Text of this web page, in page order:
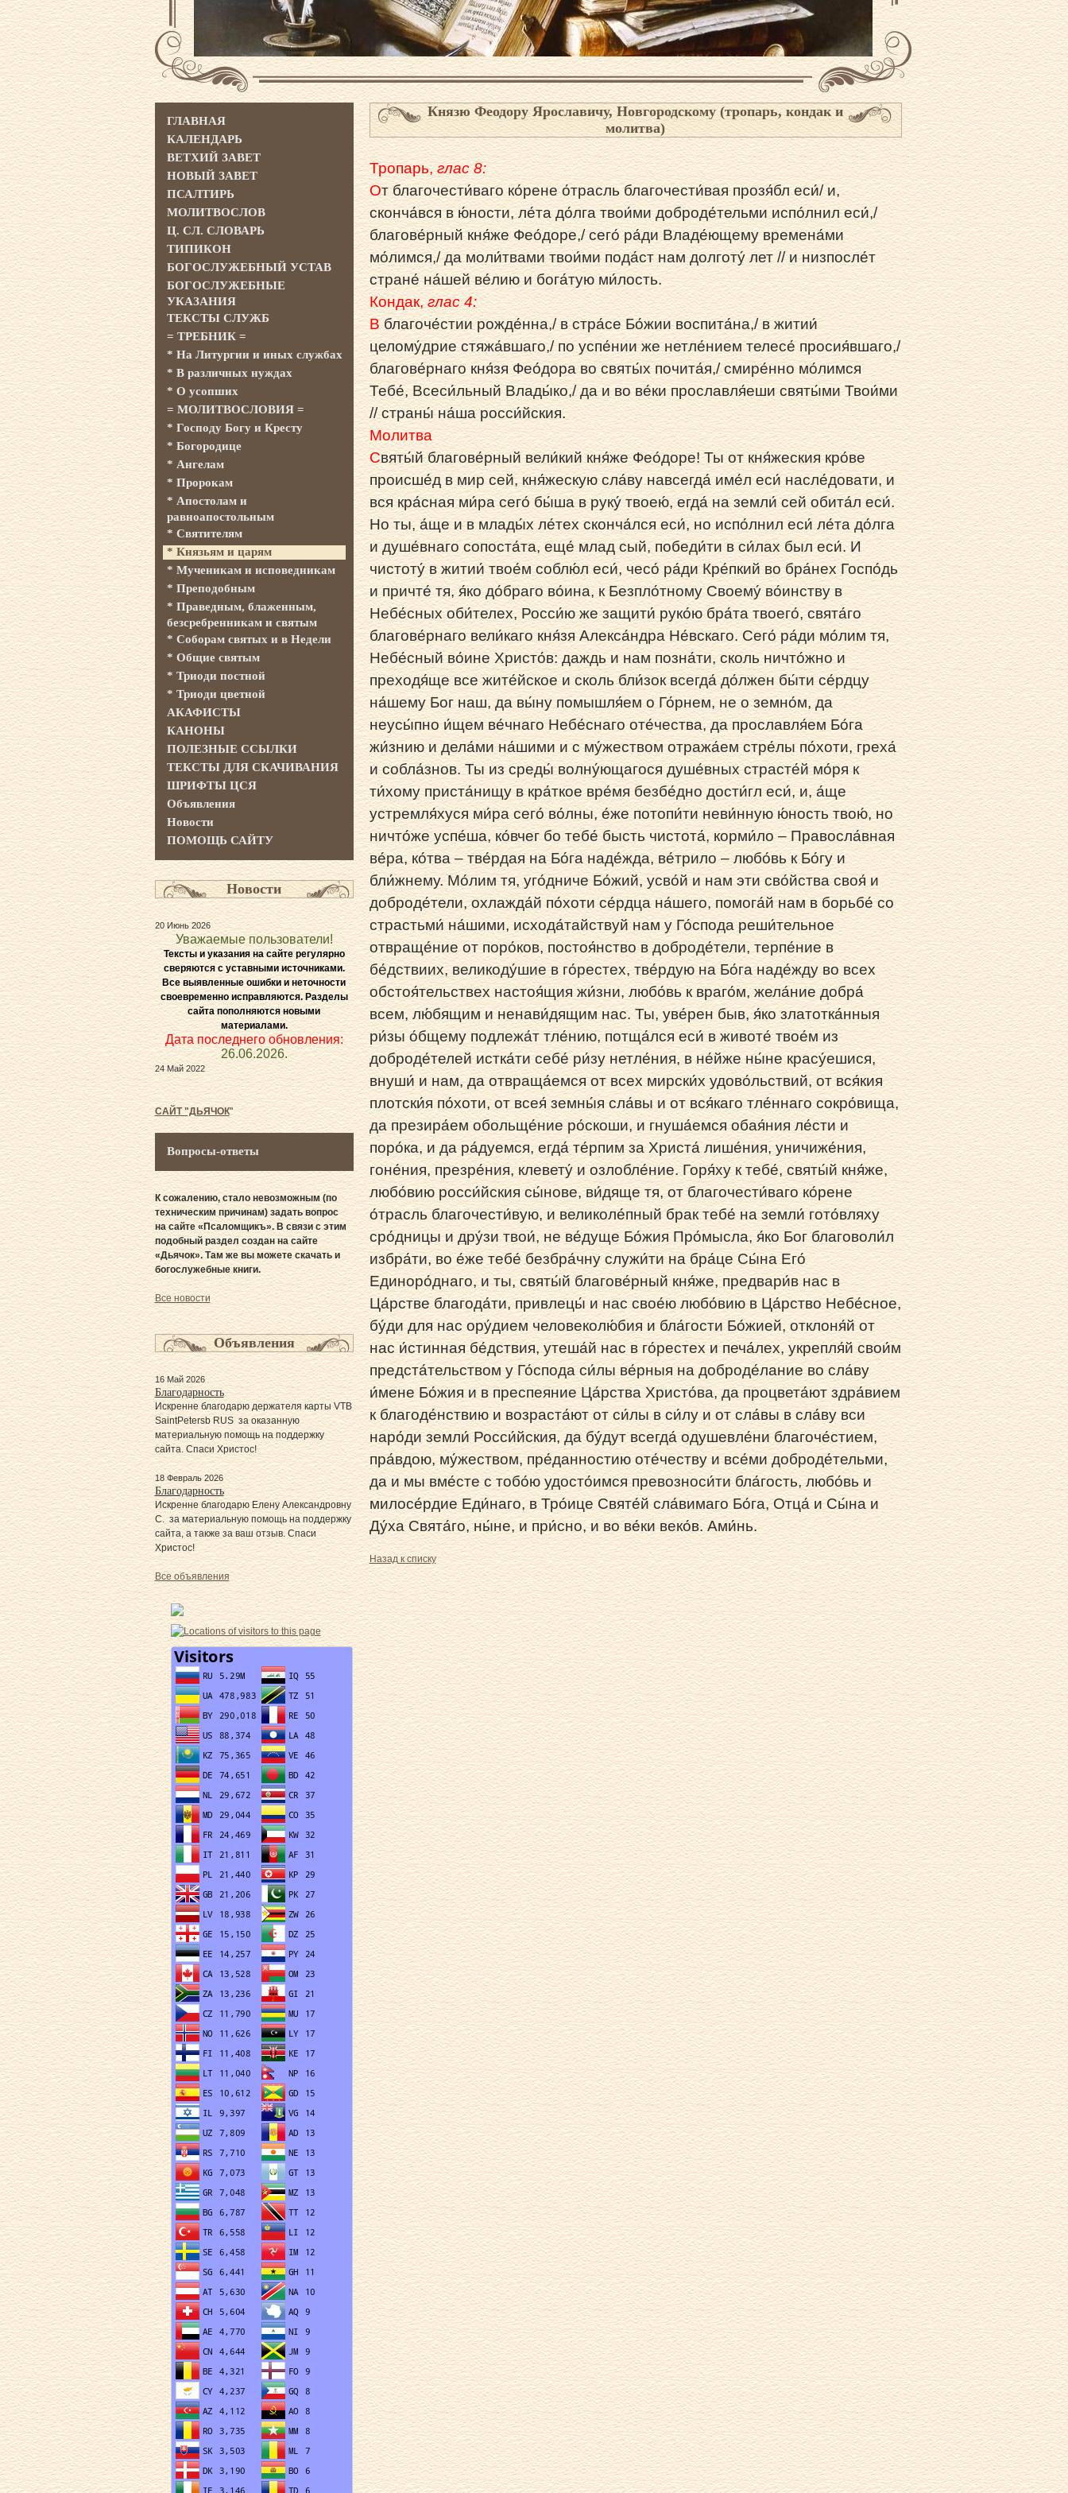
Князю Феодору Ярославичу, Новгородскому (тропарь, кондак и
молитва)
Тропарь,глас 8:
От благочести́ваго ко́рене о́трасль благочести́вая прозя́бл еси́/ и,
сконча́вся в ю́ности, ле́та до́лга твои́ми доброде́тельми испо́лнил еси́,/
благове́рный кня́же Фео́доре,/ сего́ ра́ди Владе́ющему времена́ми
мо́лимся,/ да моли́твами твои́ми пода́ст нам долготу́ лет // и низпосле́т
стране́ на́шей ве́лию и бога́тую ми́лость.
Кондак,глас 4:
Вблагоче́стии рожде́нна,/ в стра́се Бо́жии воспита́на,/ в житии́
целому́дрие стяжа́вшаго,/ по успе́нии же нетле́нием телесе́ просия́вшаго,/
благове́рнаго кня́зя Фео́дора во святы́х почита́я,/ смире́нно мо́лимся
Тебе́, Всеси́льный Влады́ко,/ да и во ве́ки прославля́еши святы́ми Твои́ми
// страны́ на́ша росси́йския.
Молитва
Святы́й благове́рный вели́кий кня́же Фео́доре! Ты от кня́жеския кро́ве
происше́д в мир сей, кня́жескую сла́ву навсегда́ име́л еси́ насле́довати, и
вся кра́сная ми́ра сего́ бы́ша в руку́ твоею́, егда́ на земли́ сей обита́л еси́.
Но ты, а́ще и в млады́х ле́тех сконча́лся еси́, но испо́лнил еси́ ле́та до́лга
и душе́внаго сопоста́та, еще́ млад сый, победи́ти в си́лах был еси́. И
чистоту́ в житии́ твое́м соблю́л еси́, чесо́ ра́ди Кре́пкий во бра́нех Госпо́дь
и причте́ тя, я́ко до́браго во́ина, к Безпло́тному Своему́ во́инству в
Небе́сных оби́телех, Росси́ю же защити́ руко́ю бра́та твоего́, свята́го
благове́рнаго вели́каго кня́зя Алекса́ндра Не́вскаго. Сего́ ра́ди мо́лим тя,
Небе́сный во́ине Христо́в: даждь и нам позна́ти, сколь ничто́жно и
преходя́ще все жите́йское и сколь бли́зок всегда́ до́лжен бы́ти се́рдцу
на́шему Бог наш, да вы́ну помышля́ем о Го́рнем, не о земно́м, да
неусы́пно и́щем ве́чнаго Небе́снаго оте́чества, да прославля́ем Бо́га
жи́знию и дела́ми на́шими и с му́жеством отража́ем стре́лы по́хоти, греха́
и собла́знов. Ты из среды́ волну́ющагося душе́вных страсте́й мо́ря к
ти́хому приста́нищу в кра́ткое вре́мя безбе́дно дости́гл еси́, и, а́ще
устремля́хуся ми́ра сего́ во́лны, е́же потопи́ти неви́нную ю́ность твою́, но
ничто́же успе́ша, ко́вчег бо тебе́ бысть чистота́, корми́ло – Правосла́вная
ве́ра, ко́тва – тве́рдая на Бо́га наде́жда, ве́трило – любо́вь к Бо́гу и
бли́жнему. Мо́лим тя, уго́дниче Бо́жий, усво́й и нам эти сво́йства своя́ и
доброде́тели, охлажда́й по́хоти се́рдца на́шего, помога́й нам в борьбе́ со
страстьми́ на́шими, исхода́тайствуй нам у Го́спода реши́тельное
отвраще́ние от поро́ков, постоя́нство в доброде́тели, терпе́ние в
бе́дствиих, великоду́шие в го́рестех, тве́рдую на Бо́га наде́жду во всех
обстоя́тельствех настоя́щия жи́зни, любо́вь к враго́м, жела́ние добра́
всем, лю́бящим и ненави́дящим нас. Ты, уве́рен быв, я́ко златотка́нныя
ри́зы о́бщему подлежа́т тле́нию, потща́лся еси́ в животе́ твое́м из
доброде́телей истка́ти себе́ ри́зу нетле́ния, в не́йже ны́не красу́ешися,
внуши́ и нам, да отвраща́емся от всех мирски́х удово́льствий, от вся́кия
плотски́я по́хоти, от всея́ земны́я сла́вы и от вся́каго тле́ннаго сокро́вища,
да презира́ем обольще́ние ро́скоши, и гнуша́емся обая́ния ле́сти и
поро́ка, и да ра́дуемся, егда́ те́рпим за Христа́ лише́ния, уничиже́ния,
гоне́ния, презре́ния, клевету́ и озлобле́ние. Горя́ху к тебе́, святы́й кня́же,
любо́вию росси́йския сы́нове, ви́дяще тя, от благочести́ваго ко́рене
о́трасль благочести́вую, и великоле́пный брак тебе́ на земли́ гото́вляху
сро́дницы и дру́зи твои́, не ве́дуще Бо́жия Про́мысла, я́ко Бог благоволи́л
избра́ти, во е́же тебе́ безбра́чну служи́ти на бра́це Сы́на Его́
Единоро́днаго, и ты, святы́й благове́рный кня́же, предвари́в нас в
Ца́рстве благода́ти, привлецы́ и нас свое́ю любо́вию в Ца́рство Небе́сное,
бу́ди для нас ору́дием человеколю́бия и бла́гости Бо́жией, отклоня́й от
нас и́стинная бе́дствия, утеша́й нас в го́рестех и печа́лех, укрепля́й свои́м
предста́тельством у Го́спода си́лы ве́рныя на доброде́лание во сла́ву
и́мене Бо́жия и в преспеяние Ца́рства Христо́ва, да процвета́ют здра́вием
к благоде́нствию и возраста́ют от си́лы в си́лу и от сла́вы в сла́ву вси
наро́ди земли́ Росси́йския, да бу́дут всегда́ одушевле́ни благоче́стием,
пра́вдою, му́жеством, пре́данностию оте́честву и все́ми доброде́тельми,
да и мы вме́сте с тобо́ю удосто́имся превозноси́ти бла́гость, любо́вь и
милосе́рдие Еди́наго, в Тро́ице Святе́й сла́вимаго Бо́га, Отца́ и Сы́на и
Ду́ха Свята́го, ны́не, и при́сно, и во ве́ки веко́в. Ами́нь.
Назад к списку
ГЛАВНАЯ
КАЛЕНДАРЬ
ВЕТХИЙ ЗАВЕТ
НОВЫЙ ЗАВЕТ
ПСАЛТИРЬ
МОЛИТВОСЛОВ
Ц. СЛ. СЛОВАРЬ
ТИПИКОН
БОГОСЛУЖЕБНЫЙ УСТАВ
БОГОСЛУЖЕБНЫЕ
УКАЗАНИЯ
ТЕКСТЫ СЛУЖБ
= ТРЕБНИК =
* На Литургии и иных службах
* В различных нуждах
* О усопших
= МОЛИТВОСЛОВИЯ =
* Господу Богу и Кресту
* Богородице
* Ангелам
* Пророкам
* Апостолам и
равноапостольным
* Святителям
* Князьям и царям
* Мученикам и исповедникам
* Преподобным
* Праведным, блаженным,
безсребренникам и святым
* Соборам святых и в Недели
* Общие святым
* Триоди постной
* Триоди цветной
АКАФИСТЫ
КАНОНЫ
ПОЛЕЗНЫЕ ССЫЛКИ
ТЕКСТЫ ДЛЯ СКАЧИВАНИЯ
ШРИФТЫ ЦСЯ
Объявления
Новости
ПОМОЩЬ САЙТУ
Новости
20 Июнь 2026
Уважаемые пользователи!
Тексты и указания на сайте регулярно
сверяются с уставными источниками.
Все выявленные ошибки и неточности
своевременно исправляются. Разделы
сайта пополняются новыми
материалами.
Дата последнего обновления:
26.06.2026.
24 Май 2022
САЙТ "ДЬЯЧОК"
Вопросы-ответы
К сожалению, стало невозможным (по
техническим причинам) задать вопрос
на сайте «Псаломщикъ». В связи с этим
подобный раздел создан на сайте
«Дьячок». Там же вы можете скачать и
богослужебные книги.
Все новости
Объявления
16 Май 2026
Благодарность
Искренне благодарю держателя карты VTB
SaintPetersb RUS за оказанную
материальную помощь на поддержку
сайта. Спаси Христос!
18 Февраль 2026
Благодарность
Искренне благодарю Елену Александровну
С. за материальную помощь на поддержку
сайта, а также за ваш отзыв. Спаси
Христос!
Все объявления